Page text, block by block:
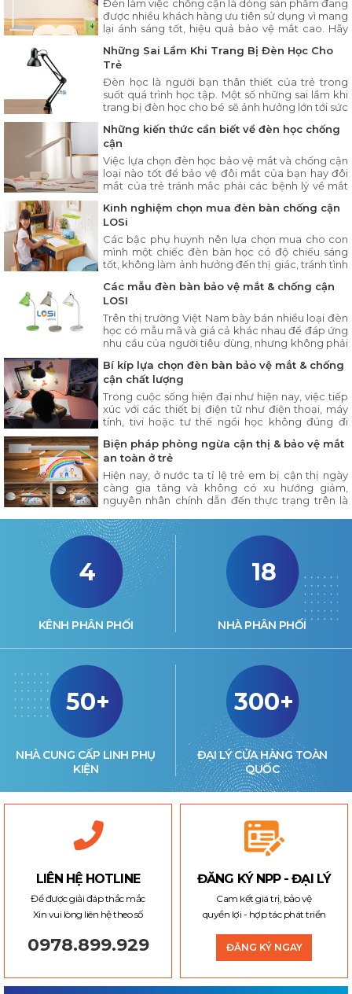
Đèn làm việc chống cận là dòng sản phẩm đang
được nhiều khách hàng ưu tiên sử dụng vì mang
lại ánh sáng tốt, hiệu quả bảo vệ mắt cao. Hãy
chống cận HOT nhất năm để lựa chọn được sản
phẩm phù hợp, ưng ý.
Những Sai Lầm Khi Trang Bị Đèn Học Cho
Trẻ
Đèn học là người bạn thân thiết của trẻ trong
suốt quá trình học tập. Một số những sai lầm khi
trang bị đèn học cho bé sẽ ảnh hưởng lớn tới sức
bài viết sau để tránh những sai lầm và có thêm
kinh nghiệm lựa chọn đèn hợp lý, thân thiện với
đôi mắt trẻ.
Những kiến thức cần biết về đèn học chống
cận
Việc lựa chọn đèn học bảo vệ mắt và chống cận
loại nào tốt để bảo vệ đôi mắt của bạn hay đôi
mắt của trẻ tránh mắc phải các bệnh lý về mắt
Kinh nghiệm chọn mua đèn bàn chống cận
LOSi
Các bậc phụ huynh nên lựa chọn mua cho con
mình một chiếc đèn bàn học có độ chiếu sáng
tốt, không làm ảnh hưởng đến thị giác, tránh tình
Các mẫu đèn bàn bảo vệ mắt & chống cận
LOSI
Trên thị trường Việt Nam bày bán nhiều loại đèn
học có mẫu mã và giá cả khác nhau để đáp ứng
nhu cầu của người tiêu dùng, nhưng không phải
tuyệt đối an toàn
Bí kíp lựa chọn đèn bàn bảo vệ mắt & chống
cận chất lượng
Trong cuộc sống hiện đại như hiện nay, việc tiếp
xúc với các thiết bị điện tử như điện thoại, máy
tính, tivi hoặc tư thế ngồi học không đúng đi
đến nhiều người dễ mắc các bệnh về mắt
Biện pháp phòng ngừa cận thị & bảo vệ mắt
an toàn ở trẻ
Hiện nay, ở nước ta tỉ lệ trẻ em bị cận thị ngày
càng gia tăng và không có xu hướng giảm,
nguyên nhân chính dẫn đến thực trạng trên là
và sử dụng ánh sáng sai cách.
4
KÊNH PHÂN PHỐI
18
NHÀ PHÂN PHỐI
50+
NHÀ CUNG CẤP LINH PHỤ
KIỆN
300+
ĐẠI LÝ CỬA HÀNG TOÀN
QUỐC
LIÊN HỆ HOTLINE
Để được giải đáp thắc mắc
Xin vui lòng liên hệ theo số
0978.899.929
ĐĂNG KÝ NPP - ĐẠI LÝ
Cam kết giá trị, bảo vệ
quyền lợi - hợp tác phát triển
ĐĂNG KÝ NGAY